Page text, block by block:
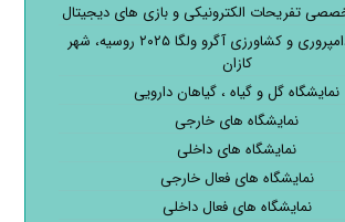
تفریحات الکترونیکی و بازی های دیجیتال
نمایشگاه دامپروری و کشاورزی آگرو ولگا ۲۰۲۵ روسیه، شهر
کازان
نمایشگاه گل و گیاه ، گیاهان دارویی
نمایشگاه های خارجی
نمایشگاه های داخلی
نمایشگاه های فعال خارجی
نمایشگاه های فعال داخلی